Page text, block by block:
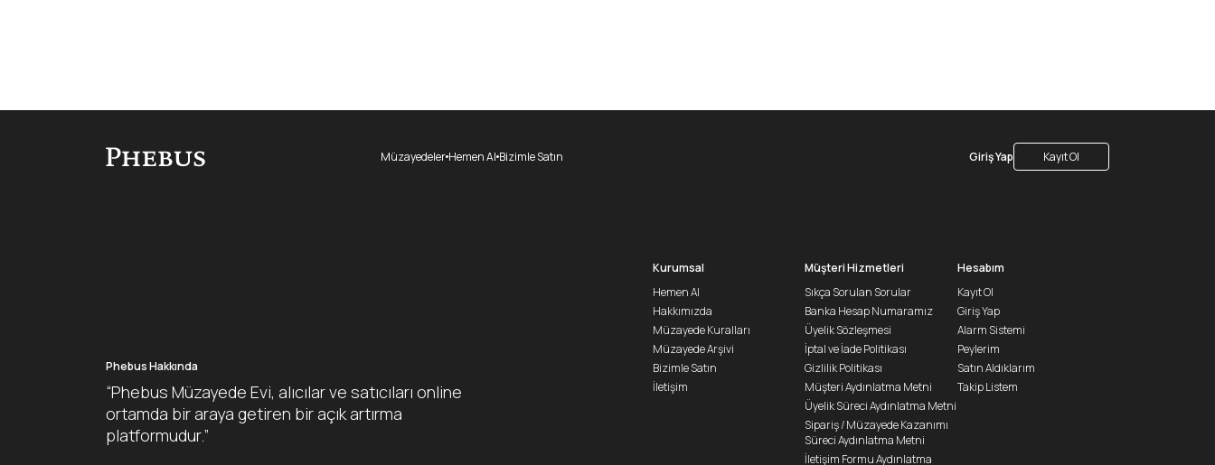
MüzayedelerHemen Al Bizimle Satın Giriş Yap Kayıt Ol
Phebus Hakkında
“Phebus Müzayede Evi, alıcılar ve satıcıları online
ortamda bir araya getiren bir açık artırma
platformudur.”
Kurumsal
Hemen Al
Hakkımızda
Müzayede Kuralları
Müzayede Arşivi
Bizimle Satın
İletişim
Müşteri Hizmetleri
Sıkça Sorulan Sorular
Banka Hesap Numaramız
Üyelik Sözleşmesi
İptal ve İade Politikası
Gizlilik Politikası
Müşteri Aydınlatma Metni
Üyelik Süreci Aydınlatma Metni
Sipariş / Müzayede Kazanımı
Süreci Aydınlatma Metni
İletişim Formu Aydınlatma
Hesabım
Kayıt Ol
Giriş Yap
Alarm Sistemi
Peylerim
Satın Aldıklarım
Takip Listem